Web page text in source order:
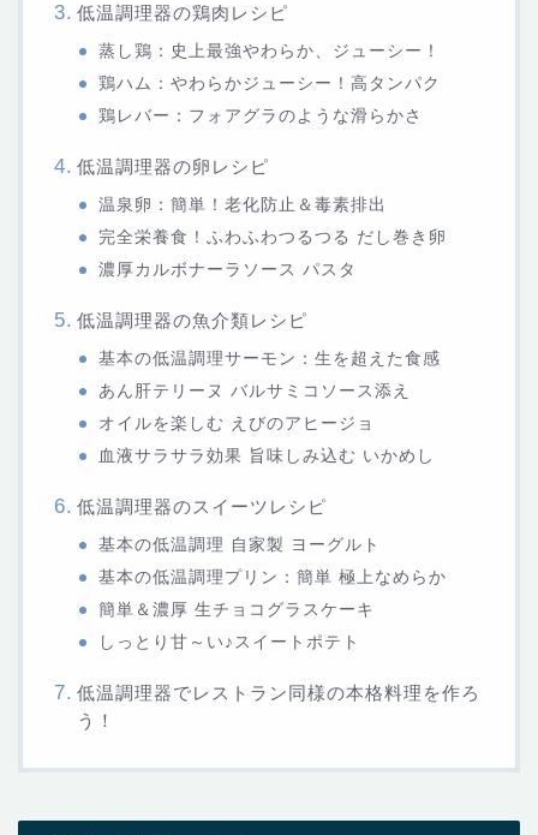
低温調理器の鶏肉レシピ
蒸し鶏：史上最強やわらか、ジューシー！
鶏ハム：やわらかジューシー！高タンパク
鶏レバー：フォアグラのような滑らかさ
低温調理器の卵レシピ
温泉卵：簡単！老化防止＆毒素排出
完全栄養食！ふわふわつるつる だし巻き卵
濃厚カルボナーラソース パスタ
低温調理器の魚介類レシピ
基本の低温調理サーモン：生を超えた食感
あん肝テリーヌ バルサミコソース添え
オイルを楽しむ えびのアヒージョ
血液サラサラ効果 旨味しみ込む いかめし
低温調理器のスイーツレシピ
基本の低温調理 自家製 ヨーグルト
基本の低温調理プリン：簡単 極上なめらか
簡単＆濃厚 生チョコグラスケーキ
しっとり甘～い♪スイートポテト
低温調理器でレストラン同様の本格料理を作ろ
う！